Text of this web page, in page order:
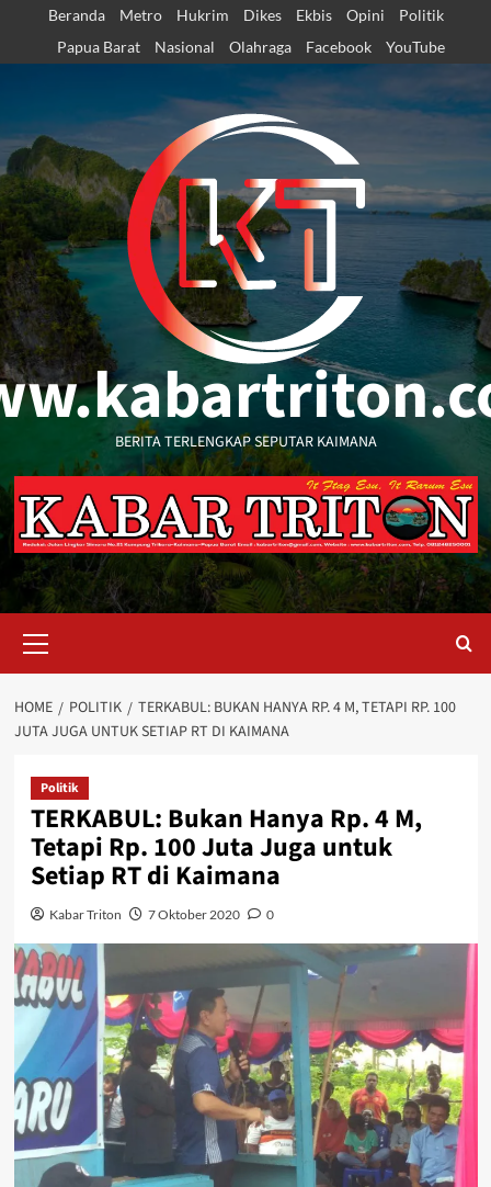
content
Beranda Metro Hukrim Dikes Ekbis Opini
Politik
Papua Barat
Nasional Olahraga Facebook YouTube
BERITA TERLENGKAP SEPUTAR KAIMANA
Menu
HOME POLITIK
TERKABUL: BUKAN HANYA RP. 4 M, TETAPI RP. 100
JUTA JUGA UNTUK SETIAP RT DI KAIMANA
Politik
TERKABUL: Bukan Hanya Rp. 4 M,
Tetapi Rp. 100 Juta Juga untuk
Setiap RT di Kaimana
Kabar Triton 7 Oktober 2020 0